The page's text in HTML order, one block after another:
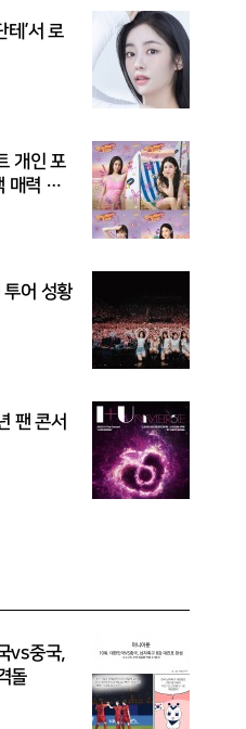
테’서 로
개인 포
매력 발
투어 성황
팬 콘서
vs중국,
돌